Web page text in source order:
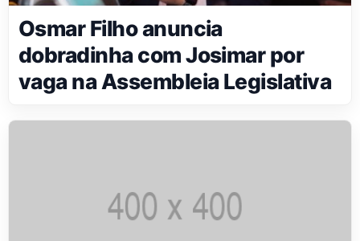
Osmar Filho anuncia
dobradinha com Josimar por
vaga na Assembleia Legislativa